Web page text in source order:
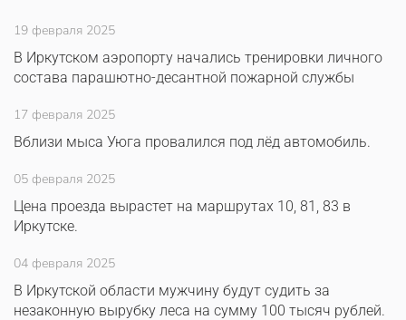
19 февраля 2025
В Иркутском аэропорту начались тренировки личного
состава парашютно-десантной пожарной службы
17 февраля 2025
Вблизи мыса Уюга провалился под лёд автомобиль.
05 февраля 2025
Цена проезда вырастет на маршрутах 10, 81, 83 в
Иркутске.
04 февраля 2025
В Иркутской области мужчину будут судить за
незаконную вырубку леса на сумму 100 тысяч рублей.